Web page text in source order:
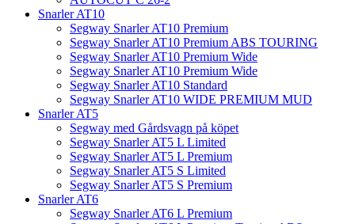
Snarler AT10
Segway Snarler AT10 Premium
Segway Snarler AT10 Premium ABS TOURING
Segway Snarler AT10 Premium Wide
Segway Snarler AT10 Premium Wide
Segway Snarler AT10 Standard
Segway Snarler AT10 WIDE PREMIUM MUD
Snarler AT5
Segway med Gårdsvagn på köpet
Segway Snarler AT5 L Limited
Segway Snarler AT5 L Premium
Segway Snarler AT5 S Limited
Segway Snarler AT5 S Premium
Snarler AT6
Segway Snarler AT6 L Premium